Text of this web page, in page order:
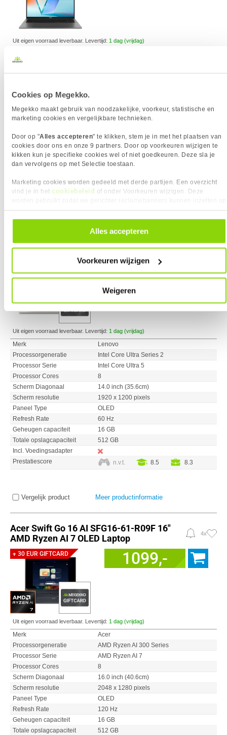
Cookies op Megekko.
Megekko maakt gebruik van noodzakelijke, voorkeur, statistische en
marketing cookies en vergelijkbare technieken.
Door op "Alles accepteren" te klikken, stem je in met het plaatsen van
cookies door ons en onze 9 partners. Door op voorkeuren wijzigen te
kikken kun je specifieke cookies wel of niet goedkeuren. Deze sla je
dan vervolgens op met Selectie toestaan.
Marketing cookies worden gedeeld met derde partijen. Een overzicht
vind je in het cookiebeleid of onder Voorkeuren wijzigen. Deze
andere websites. In onze cookievoorkeuren vind je een overzicht van
alle cookies. Je kunt je gegeven toestemming altijd intrekken, dit doe je
door in de footer van onze website te klikken op ‘Cookievoorkeuren’
Alles accepteren
Voorkeuren wijzigen
Weigeren
Uit eigen voorraad leverbaar. Levertijd: 1 dag (vrijdag)
Processorgeneratie
Processor Serie
AMD Ryzen AI 7
Scherm Diagonaal
Scherm resolutie
1920 x 1200 pixels
Paneel Type
OLED
Geheugen capaciteit
32 GB
Totale opslagcapaciteit
1000 GB
Incl. Voedingsadapter
Lenovo Yoga 7 2-in-1 14ILL10 14" Intel
Core Ultra 5 OLED Laptop
1149,-
Uit eigen voorraad leverbaar. Levertijd: 1 dag (vrijdag)
Merk
Lenovo
Processorgeneratie
Intel Core Ultra Series 2
Processor Serie
Intel Core Ultra 5
Processor Cores
8
Scherm Diagonaal
14.0 inch (35.6cm)
Scherm resolutie
1920 x 1200 pixels
Paneel Type
OLED
Refresh Rate
60 Hz
Geheugen capaciteit
16 GB
Totale opslagcapaciteit
512 GB
Incl. Voedingsadapter
Prestatiescore
n.v.t. 8.5 8.3
Vergelijk product Meer productinformatie
Acer Swift Go 16 AI SFG16-61-R09F 16"
AMD Ryzen AI 7 OLED Laptop
4x
+ 30 EUR GIFTCARD 1099,-
Uit eigen voorraad leverbaar. Levertijd: 1 dag (vrijdag)
Merk
Acer
Processorgeneratie
AMD Ryzen AI 300 Series
Processor Serie
AMD Ryzen AI 7
Processor Cores
8
Scherm Diagonaal
16.0 inch (40.6cm)
Scherm resolutie
2048 x 1280 pixels
Paneel Type
OLED
Refresh Rate
120 Hz
Geheugen capaciteit
16 GB
Totale opslagcapaciteit
512 GB